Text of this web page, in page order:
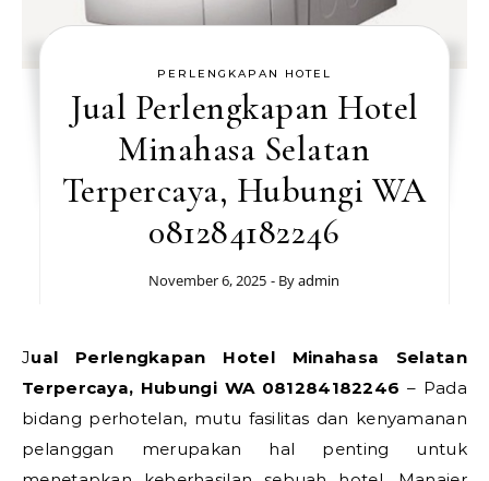
PERLENGKAPAN HOTEL
Jual Perlengkapan Hotel
Minahasa Selatan
Terpercaya, Hubungi WA
081284182246
November 6, 2025 - Byadmin
Jual Perlengkapan Hotel Minahasa Selatan
Terpercaya, Hubungi WA 081284182246 – Pada
bidang perhotelan, mutu fasilitas dan kenyamanan
pelanggan merupakan hal penting untuk